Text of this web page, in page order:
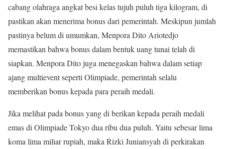
cabang olahraga angkat besi kelas tujuh puluh tiga kilogram, di
pastikan akan menerima bonus dari pemerintah. Meskipun jumlah
pastinya belum di umumkan, Menpora Dito Ariotedjo
memastikan bahwa bonus dalam bentuk uang tunai telah di
siapkan. Menpora Dito juga menegaskan bahwa dalam setiap
ajang multievent seperti Olimpiade, pemerintah selalu
memberikan bonus kepada para peraih medali.
Jika melihat pada bonus yang di berikan kepada peraih medali
emas di Olimpiade Tokyo dua ribu dua puluh. Yaitu sebesar lima
koma lima miliar rupiah, maka Rizki Juniansyah di perkirakan